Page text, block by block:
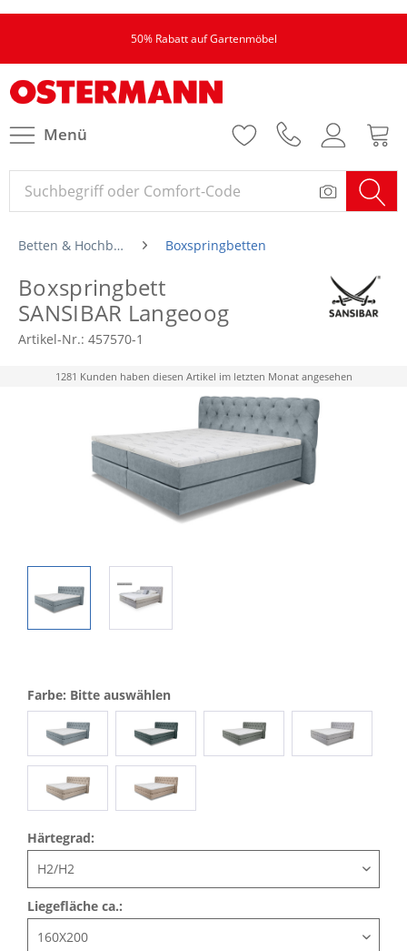
50% Rabatt auf Gartenmöbel
Menü
Betten & Hochbetten Boxspringbetten
Boxspringbett
SANSIBAR Langeoog
Artikel-Nr.: 457570-1
1281 Kunden haben diesen Artikel im letzten Monat angesehen
Farbe: Bitte auswählen
Härtegrad:
Liegefläche ca.: